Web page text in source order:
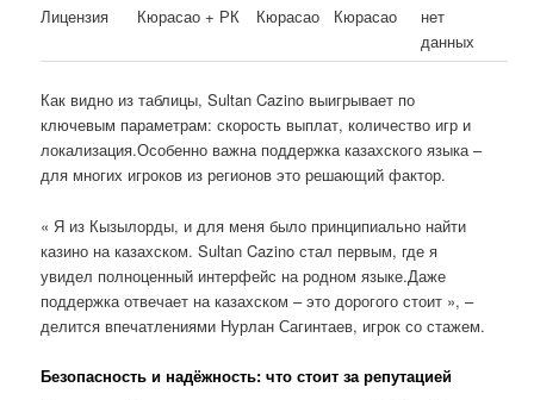
Лицензия
Кюрасао + РК Кюрасао Кюрасао
нет
данных
Как видно из таблицы, Sultan Cazino выигрывает по
ключевым параметрам: скорость выплат, количество игр и
локализация.Особенно важна поддержка казахского языка –
для многих игроков из регионов это решающий фактор.
« Я из Кызылорды, и для меня было принципиально найти
казино на казахском. Sultan Cazino стал первым, где я
увидел полноценный интерфейс на родном языке.Даже
поддержка отвечает на казахском – это дорогого стоит », –
делится впечатлениями Нурлан Сагинтаев, игрок со стажем.
Безопасность и надёжность: что стоит за репутацией